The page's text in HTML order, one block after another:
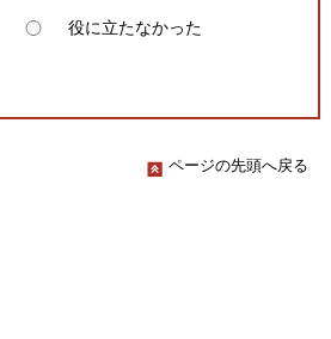
役に立たなかった
ページの先頭へ戻る